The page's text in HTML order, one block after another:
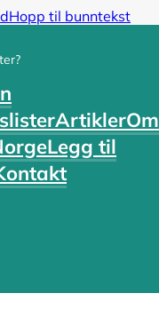
Hopp til bunntekst
ArtiklerOm
Legg til